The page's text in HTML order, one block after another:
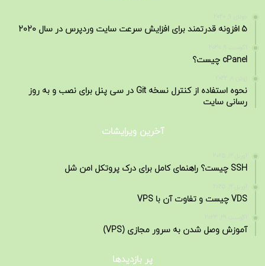
جولای 9, 2020
5 افزونه قدرتمند برای افزایش سرعت سایت وردپرس در سال 2020
آگوست 9, 2020
cPanel چیست؟
نحوه استفاده از کنترل نسخه Git در سی پنل برای نصب و به روز
رسانی سایت
آخرین ویرایشات
SSH چیست؟ راهنمای کامل برای درک پروتکل امن شل
VDS چیست و تفاوت آن با VPS
آگوست 29, 2023
آموزش وصل شدن به سرور مجازی (VPS)
پر بازدیدها